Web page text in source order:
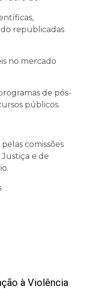
republicadas
no mercado
de pós-
públicos.
comissões
e de
à Violência